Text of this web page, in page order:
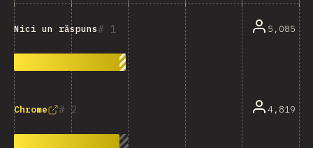
1
Nici un răspuns 5,085
2
Chrome 4,819